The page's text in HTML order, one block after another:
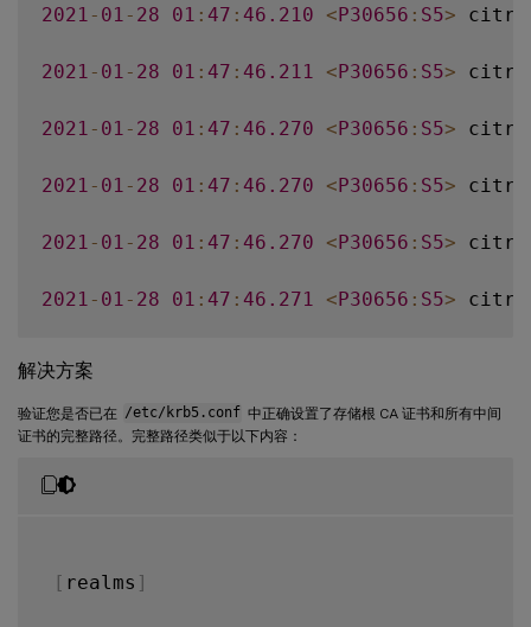
2021 - 01 - 28 01 : 47 : 46.210 <P30656 : S5>
2021 - 01 - 28 01 : 47 : 46.211 <P30656 : S5>
2021 - 01 - 28 01 : 47 : 46.270 <P30656 : S5>
2021 - 01 - 28 01 : 47 : 46.270 <P30656 : S5>
2021 - 01 - 28 01 : 47 : 46.270 <P30656 : S5>
2021 - 01 - 28 01 : 47 : 46.271 <P30656 : S5>
2021
2021-01 -28 01:47: 46.271 <P30656:S5>
解决方案
验证您是否已在 /etc/krb5.conf 中正确设置了存储根 CA 证书和所有中间
证书的完整路径。完整路径类似于以下内容：
[ realms ]